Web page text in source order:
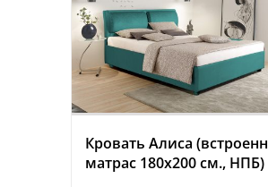
Кровать Алиса
матрас 180х200 см., НПБ)